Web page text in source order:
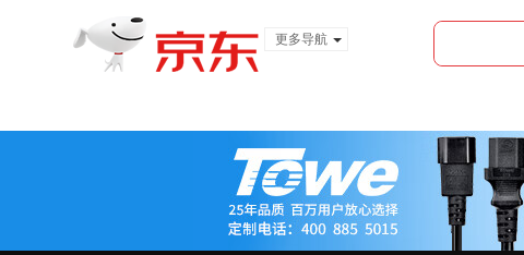
更多导航